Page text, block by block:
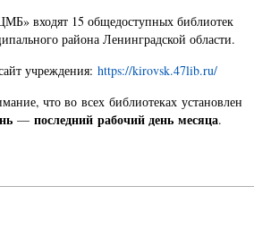
входят 15 общедоступных библиотек
района Ленинградской области.
учреждения: https://kirovsk.47lib.ru/
что во всех библиотеках установлен
— последний рабочийдень месяца.